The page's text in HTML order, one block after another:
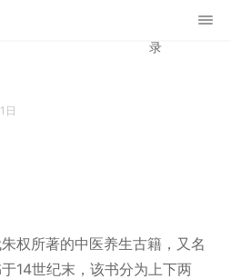
录
日
权所著的中医养生古籍，又名
14世纪末，该书分为上下两